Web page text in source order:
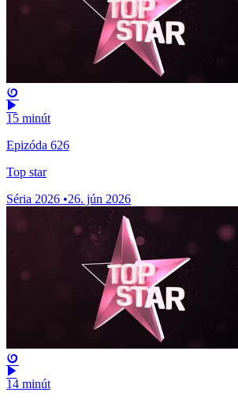
15 minút
Epizóda 626
Top star
Séria 2026 •26. jún 2026
14 minút